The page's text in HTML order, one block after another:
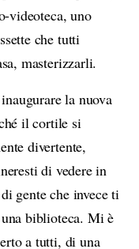
videoteca, uno
che tutti
masterizzarli.
la nuova
il cortile si
divertente,
di vedere in
gente che invece ti
biblioteca. Mi è
a tutti, di una